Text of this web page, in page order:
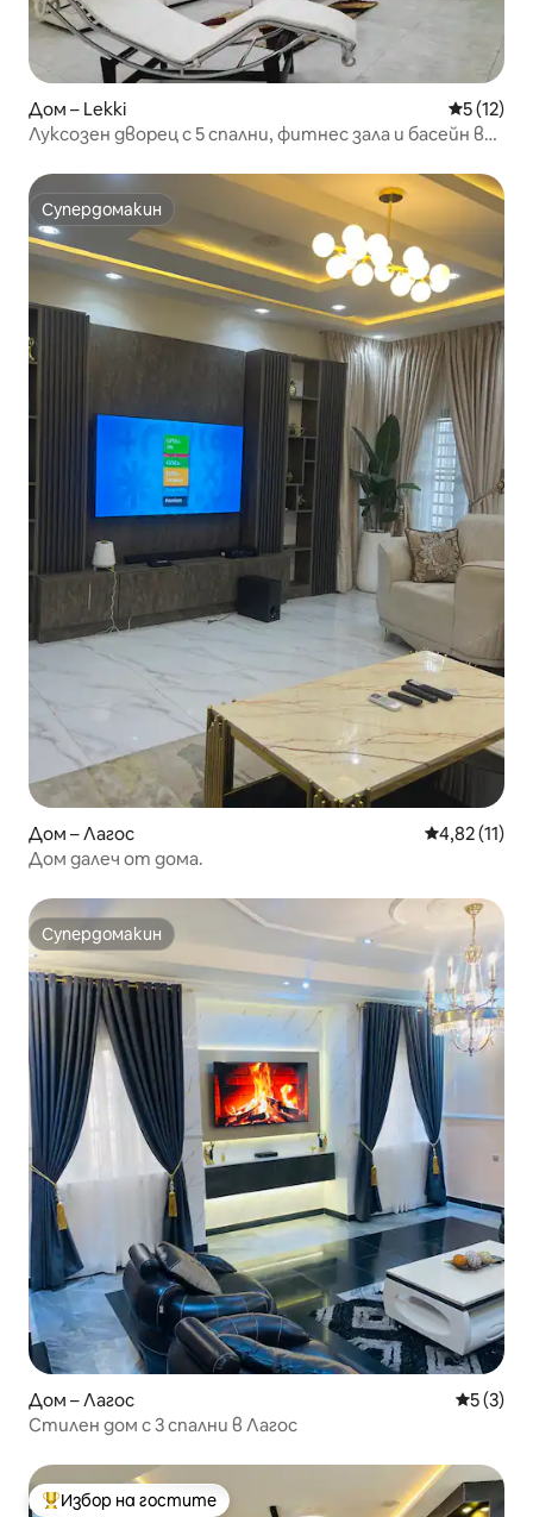
Дом – Lekki Средна
5 (12)
Луксозен дворец с 5 спални, фитнес зала и басейн в
Супердомакин
Супердомакин
Дом – Лагос Средна
4,82 (11)
Дом далеч от дома.
Супердомакин
Супердомакин
Дом – Лагос Средна
5 (3)
Стилен дом с 3 спални в Лагос
Най-популярен избор на гостите
Избор на гостите